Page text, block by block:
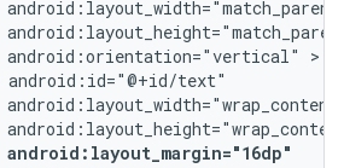
android:orientation="vertical"